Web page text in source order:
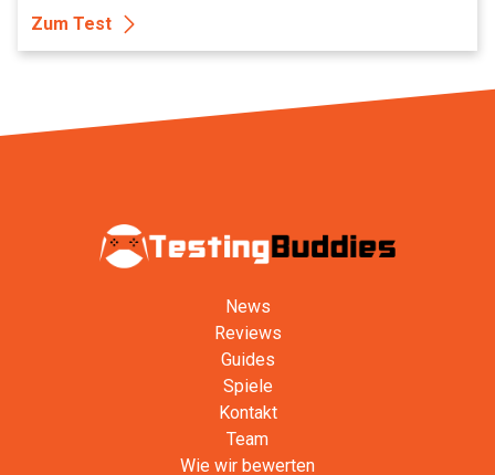
Zum Test
News
Reviews
Guides
Spiele
Kontakt
Team
Wie wir bewerten